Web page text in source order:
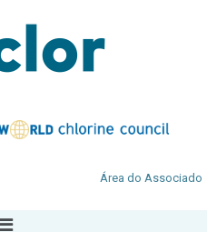
Área do Associado